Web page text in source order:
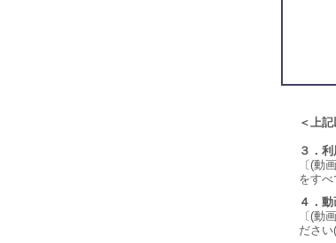
＜上
３．
〔(動
をすべ
４．
〔(動
ださい